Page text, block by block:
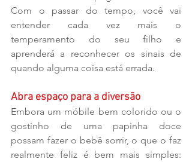
Com o passar do tempo, você vai
entender cada vez mais o
temperamento do seu filho e
aprenderá a reconhecer os sinais de
quando alguma coisa está errada.
Abra espaço para a diversão
Embora um móbile bem colorido ou o
gostinho de uma papinha doce
possam fazer o bebê sorrir, o que o faz
realmente feliz é bem mais simples: